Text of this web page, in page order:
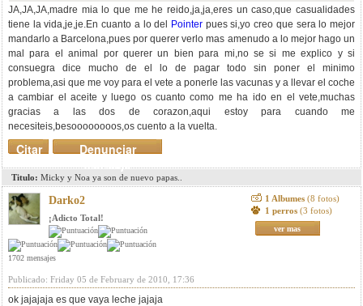
JA,JA,JA,madre mia lo que me he reido,ja,ja,eres un caso,que casualidades
tiene la vida,je,je.En cuanto a lo del
Pointer pues si,yo creo que sera lo mejor
mandarlo a Barcelona,pues por querer verlo mas amenudo a lo mejor hago un
mal para el animal por querer un bien para mi,no se si me explico y si
consuegra dice mucho de el lo de pagar todo sin poner el minimo
problema,asi que me voy para el vete a ponerle las vacunas y a llevar el coche
a cambiar el aceite y luego os cuanto como me ha ido en el vete,muchas
gracias a las dos de corazon,aqui estoy para cuando me
necesiteis,besoooooooos,os cuento a la vuelta.
Denunciar
mensaje
Citar
Titulo: Micky y Noa ya son de nuevo papas..
Darko2
¡Adicto Total!
1702 mensajes
1 Albumes (8 fotos)
1 perros (3 fotos)
ver mas
Publicado: Friday 05 de February de 2010, 17:36
ok jajajaja es que vaya leche jajaja